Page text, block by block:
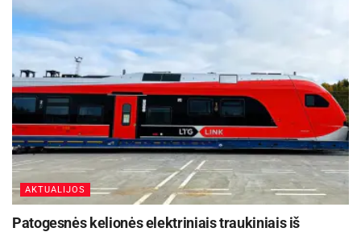
AKTUALIJOS
Patogesnės kelionės elektriniais traukiniais iš